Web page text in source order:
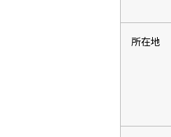
所在地